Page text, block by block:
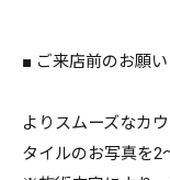
■ ご来店前のお願い
よりスムーズなカ
タイルのお写真を2